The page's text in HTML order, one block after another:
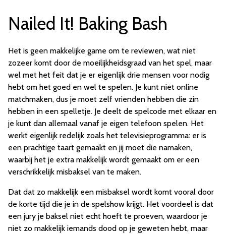
Nailed It! Baking Bash
Het is geen makkelijke game om te reviewen, wat niet
zozeer komt door de moeilijkheidsgraad van het spel, maar
wel met het feit dat je er eigenlijk drie mensen voor nodig
hebt om het goed en wel te spelen. Je kunt niet online
matchmaken, dus je moet zelf vrienden hebben die zin
hebben in een spelletje. Je deelt de spelcode met elkaar en
je kunt dan allemaal vanaf je eigen telefoon spelen. Het
werkt eigenlijk redelijk zoals het televisieprogramma: er is
een prachtige taart gemaakt en jij moet die namaken,
waarbij het je extra makkelijk wordt gemaakt om er een
verschrikkelijk misbaksel van te maken.
Dat dat zo makkelijk een misbaksel wordt komt vooral door
de korte tijd die je in de spelshow krijgt. Het voordeel is dat
een jury je baksel niet echt hoeft te proeven, waardoor je
niet zo makkelijk iemands dood op je geweten hebt, maar